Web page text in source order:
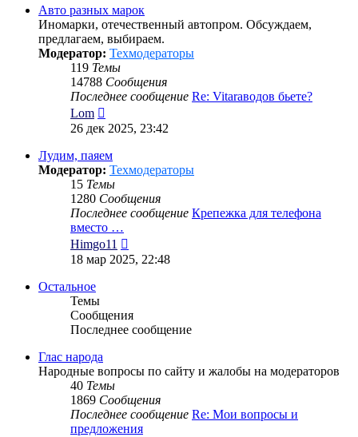
сообщению
Авто разных марок
Иномарки, отечественный автопром. Обсуждаем,
предлагаем, выбираем.
Модератор: Техмодераторы
119 Темы
14788 Сообщения
Последнее сообщение Re: Vitaraводов бьете?
Lom
к
сообщению
26 дек 2025, 23:42
Лудим, паяем
Модератор: Техмодераторы
15 Темы
1280 Сообщения
Последнее сообщение Крепежка для телефона
вместо …
Himgo11
к
18 мар 2025, 22:48
Остальное
Темы
Сообщения
Последнее сообщение
Глас народа
Народные вопросы по сайту и жалобы на модераторов
40 Темы
1869 Сообщения
Последнее сообщение Re: Мои вопросы и
предложения